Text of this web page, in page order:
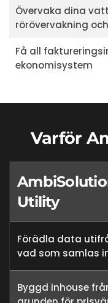
Övervaka dina
rörövervakning
Få all
ekonomisystem
Varför
Utility
Förädla data
vad som samlas
Byggd inhouse